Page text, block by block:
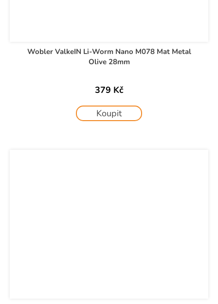
Wobler ValkeIN Li-Worm Nano M078 Mat Metal
Olive 28mm
379 Kč
Koupit